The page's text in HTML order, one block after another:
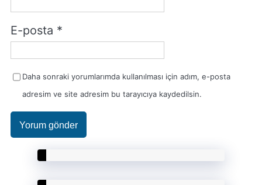
E-posta *
Daha sonraki yorumlarımda kullanılması için adım, e-posta
adresim ve site adresim bu tarayıcıya kaydedilsin.